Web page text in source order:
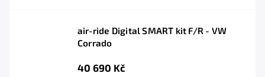
air-ride Digital SMART kit F/R - VW
Corrado
40 690 Kč